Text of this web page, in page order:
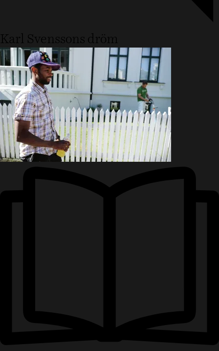
Karl Svenssons dröm